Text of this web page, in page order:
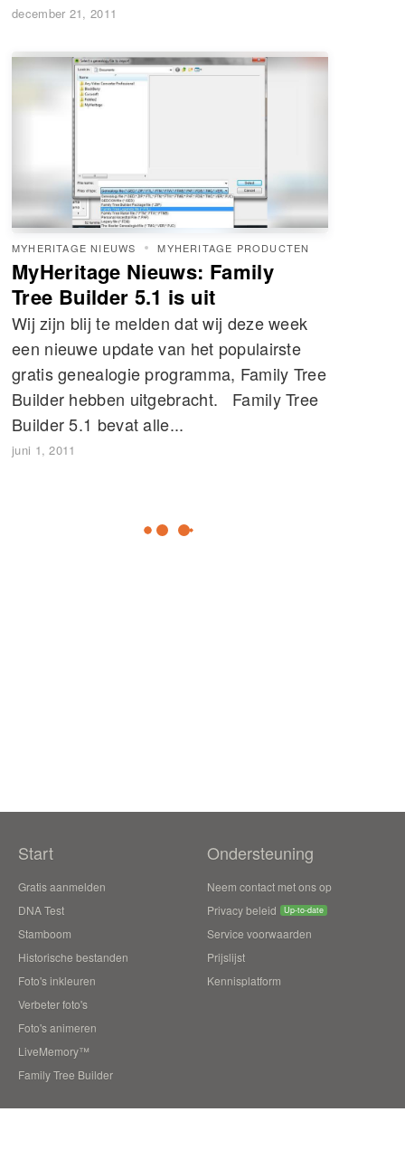
december 21, 2011
MYHERITAGE NIEUWS MYHERITAGE PRODUCTEN
MyHeritage Nieuws: Family
Tree Builder 5.1 is uit
Wij zijn blij te melden dat wij deze week
een nieuwe update van het populairste
gratis genealogie programma, Family Tree
Builder hebben uitgebracht. Family Tree
Builder 5.1 bevat alle...
juni 1, 2011
Start
Gratis aanmelden
DNA Test
Stamboom
Historische bestanden
Foto's inkleuren
Verbeter foto's
Foto's animeren
LiveMemory™
Family Tree Builder
Ondersteuning
Neem contact met ons op
Privacy beleid
Up-to-date
Service voorwaarden
Prijslijst
Kennisplatform